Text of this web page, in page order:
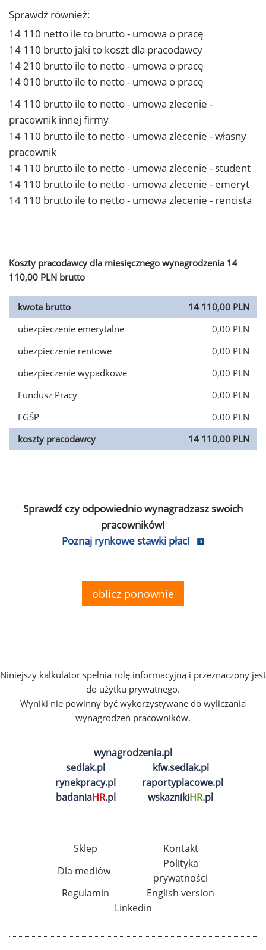
Sprawdź również:
14 110 netto ile to brutto - umowa o pracę
14 110 brutto jaki to koszt dla pracodawcy
14 210 brutto ile to netto - umowa o pracę
14 010 brutto ile to netto - umowa o pracę
14 110 brutto ile to netto - umowa zlecenie -
pracownik innej firmy
14 110 brutto ile to netto - umowa zlecenie - własny
pracownik
14 110 brutto ile to netto - umowa zlecenie - student
14 110 brutto ile to netto - umowa zlecenie - emeryt
14 110 brutto ile to netto - umowa zlecenie - rencista
Koszty pracodawcy dla miesięcznego wynagrodzenia 14
110,00 PLN brutto
kwota brutto
14 110,00 PLN
ubezpieczenie emerytalne
0,00 PLN
ubezpieczenie rentowe
0,00 PLN
ubezpieczenie wypadkowe
0,00 PLN
Fundusz Pracy
0,00 PLN
FGŚP
0,00 PLN
koszty pracodawcy
14 110,00 PLN
Sprawdź czy odpowiednio wynagradzasz swoich
pracowników!
Poznaj rynkowe stawki płac!
oblicz ponownie
Niniejszy kalkulator spełnia rolę informacyjną i przeznaczony jest
do użytku prywatnego.
Wyniki nie powinny być wykorzystywane do wyliczania
wynagrodzeń pracowników.
wynagrodzenia.pl
sedlak.pl
kfw.sedlak.pl
rynekpracy.pl
raportyplacowe.pl
badaniaHR.pl wskaznikiHR.pl
Sklep
Kontakt
Dla mediów
Polityka
prywatności
Regulamin
English version
Linkedin